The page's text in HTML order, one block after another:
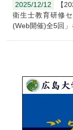
2025/12/12
【
衛生士教育研修
(Web開催)全5回